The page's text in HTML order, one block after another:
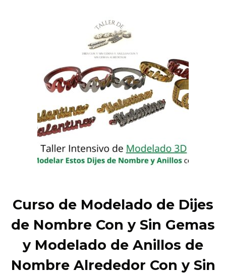
Curso de Modelado de Dijes
de Nombre Con y Sin Gemas
y Modelado de Anillos de
Nombre Alrededor Con y Sin